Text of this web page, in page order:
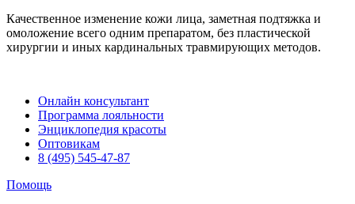
Качественное изменение кожи лица, заметная подтяжка и
омоложение всего одним препаратом, без пластической
хирургии и иных кардинальных травмирующих методов.
Онлайн консультант
Программа лояльности
Энциклопедия красоты
Оптовикам
8 (495) 545-47-87
Помощь